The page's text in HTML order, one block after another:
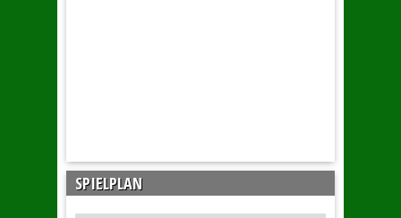
SPIELPLAN